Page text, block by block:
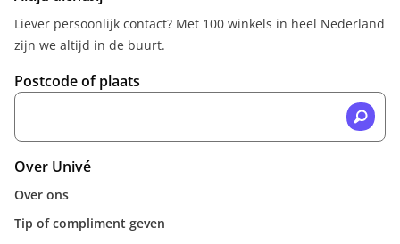
Liever persoonlijk contact? Met 100 winkels in heel Nederland
zijn we altijd in de buurt.
Postcode of plaats
Over Univé
Over ons
Tip of compliment geven